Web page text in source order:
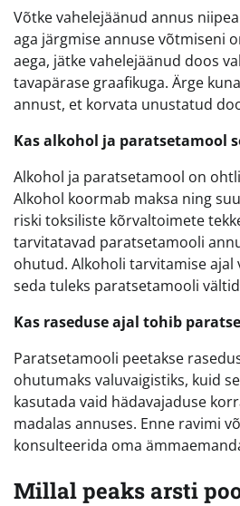
Võtke vahelejäänud annus
aga järgmise annuse võtmiseni
aega, jätke vahelejäänud doos
tavapärase graafikuga. Ärge
annust, et korvata unustatud
Kas alkohol ja paratsetamool
Alkohol ja paratsetamool on
Alkohol koormab maksa ning
riski toksiliste kõrvaltoimete
tarvitatavad paratsetamooli
ohutud. Alkoholi tarvitamise
seda tuleks paratsetamooli
Kas raseduse ajal tohib
Paratsetamooli peetakse
ohutumaks valuvaigistiks, kuid
kasutada vaid hädavajaduse
madalas annuses. Enne ravimi
konsulteerida oma
Millal peaks arsti